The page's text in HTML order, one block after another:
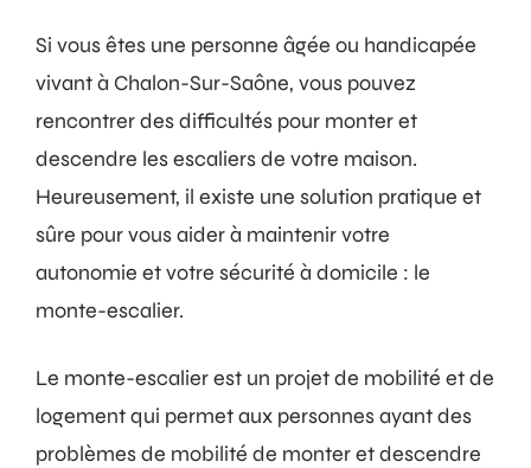
Si vous êtes une personne âgée ou handicapée
vivant à Chalon-Sur-Saône, vous pouvez
rencontrer des difficultés pour monter et
descendre les escaliers de votre maison.
Heureusement, il existe une solution pratique et
sûre pour vous aider à maintenir votre
autonomie et votre sécurité à domicile : le
monte-escalier.
Le monte-escalier est un projet de mobilité et de
logement qui permet aux personnes ayant des
problèmes de mobilité de monter et descendre